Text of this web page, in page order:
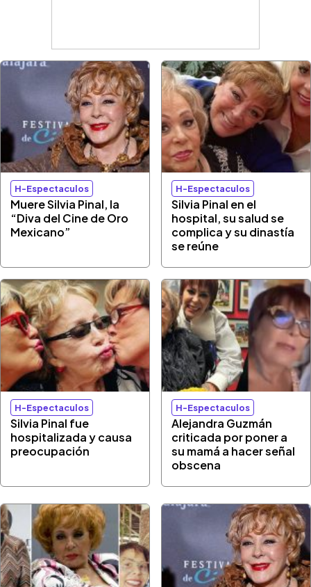
H-Espectaculos
Muere Silvia Pinal, la
“Diva del Cine de Oro
Mexicano”
H-Espectaculos
Silvia Pinal en el
hospital, su salud se
complica y su dinastía
se reúne
H-Espectaculos
Silvia Pinal fue
hospitalizada y causa
preocupación
H-Espectaculos
Alejandra Guzmán
criticada por poner a
su mamá a hacer señal
obscena